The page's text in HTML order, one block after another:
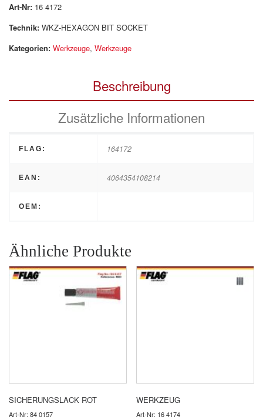
Art-Nr: 16 4172
Technik: WKZ-HEXAGON BIT SOCKET
Kategorien: Werkzeuge, Werkzeuge
Beschreibung
Zusätzliche Informationen
FLAG: 164172
EAN: 4064354108214
OEM:
Ähnliche Produkte
SICHERUNGSLACK ROT
Art-Nr: 84 0157
WERKZEUG
Art-Nr: 16 4174